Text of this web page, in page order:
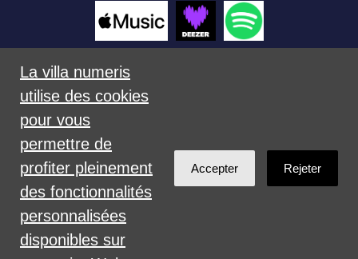
Créé avec
La villa numeris
utilise des cookies
pour vous
permettre de
profiter pleinement
des fonctionnalités
personnalisées
disponibles sur
Accepter Rejeter